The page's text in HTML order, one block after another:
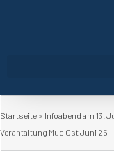
Startseite » Infoabend am 13.
Verantaltung Muc Ost Juni 25